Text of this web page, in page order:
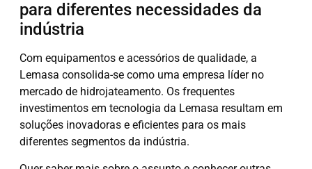
para diferentes necessidades da
indústria
Com equipamentos e acessórios de qualidade, a
Lemasa consolida-se como uma empresa líder no
mercado de hidrojateamento. Os frequentes
investimentos em tecnologia da Lemasa resultam em
soluções inovadoras e eficientes para os mais
diferentes segmentos da indústria.